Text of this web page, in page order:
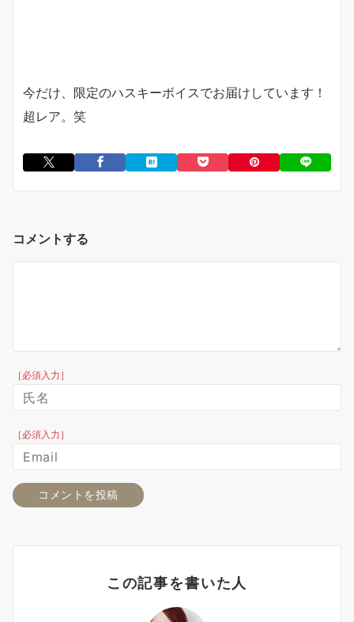
今だけ、限定のハスキーボイスでお届けしています！
超レア。笑
コメントする
［必須入力］
［必須入力］
この記事を書いた人